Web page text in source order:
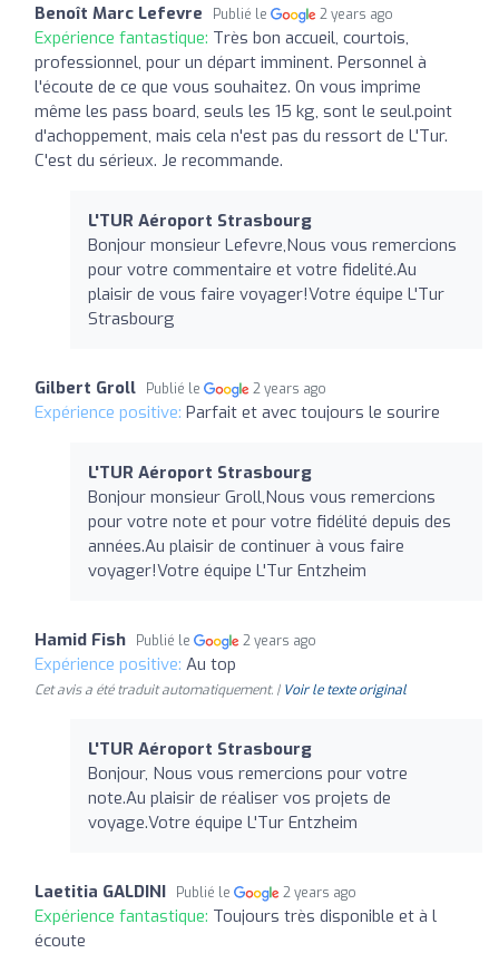
Benoît Marc Lefevre Publié le 2 years ago
Expérience fantastique: Très bon accueil, courtois,
professionnel, pour un départ imminent. Personnel à
l'écoute de ce que vous souhaitez. On vous imprime
même les pass board, seuls les 15 kg, sont le seul.point
d'achoppement, mais cela n'est pas du ressort de L'Tur.
C'est du sérieux. Je recommande.
L'TUR Aéroport Strasbourg
Bonjour monsieur Lefevre,Nous vous remercions
pour votre commentaire et votre fidelité.Au
plaisir de vous faire voyager!Votre équipe L'Tur
Strasbourg
Gilbert Groll Publié le 2 years ago
Expérience positive: Parfait et avec toujours le sourire
L'TUR Aéroport Strasbourg
Bonjour monsieur Groll,Nous vous remercions
pour votre note et pour votre fidélité depuis des
années.Au plaisir de continuer à vous faire
voyager!Votre équipe L'Tur Entzheim
Hamid Fish Publié le 2 years ago
Expérience positive: Au top
Cet avis a été traduit automatiquement. | Voir le texte original
L'TUR Aéroport Strasbourg
Bonjour, Nous vous remercions pour votre
note.Au plaisir de réaliser vos projets de
voyage.Votre équipe L'Tur Entzheim
Laetitia GALDINI Publié le 2 years ago
Expérience fantastique: Toujours très disponible et à l
écoute